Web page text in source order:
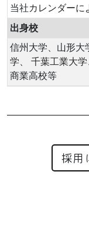
当社カレンダーに
出身校
信州大学、山形大
学、 千葉工業大
商業高校等
採用